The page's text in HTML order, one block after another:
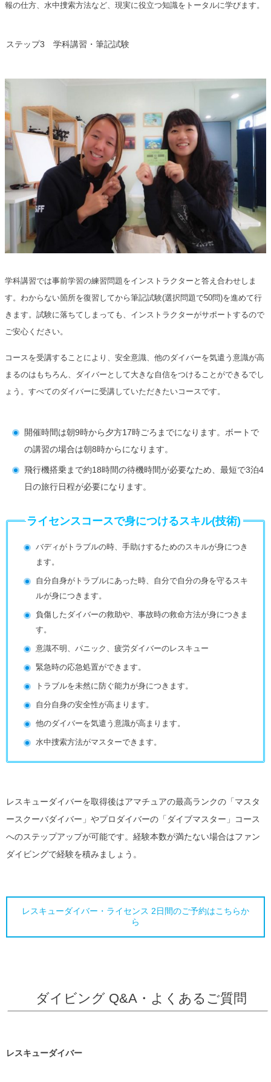
報の仕方、水中捜索方法など、現実に役立つ知識をトータルに学びます。
ステップ3 学科講習・筆記試験
学科講習では事前学習の練習問題をインストラクターと答え合わせしま
す。わからない箇所を復習してから筆記試験(選択問題で50問)を進めて行
きます。試験に落ちてしまっても、インストラクターがサポートするので
ご安心ください。
コースを受講することにより、安全意識、他のダイバーを気遣う意識が高
まるのはもちろん、ダイバーとして大きな自信をつけることができるでし
ょう。すべてのダイバーに受講していただきたいコースです。
開催時間は朝9時から夕方17時ごろまでになります。ボートで
の講習の場合は朝8時からになります。
飛行機搭乗まで約18時間の待機時間が必要なため、最短で3泊4
日の旅行日程が必要になります。
ライセンスコースで身につけるスキル(技術)
バディがトラブルの時、手助けするためのスキルが身につき
ます。
自分自身がトラブルにあった時、自分で自分の身を守るスキ
ルが身につきます。
負傷したダイバーの救助や、事故時の救命方法が身につきま
す。
意識不明、パニック、疲労ダイバーのレスキュー
緊急時の応急処置ができます。
トラブルを未然に防ぐ能力が身につきます。
自分自身の安全性が高まります。
他のダイバーを気遣う意識が高まります。
水中捜索方法がマスターできます。
レスキューダイバーを取得後はアマチュアの最高ランクの「マスタ
ースクーバダイバー」やプロダイバーの「ダイブマスター」コース
へのステップアップが可能です。経験本数が満たない場合はファン
ダイビングで経験を積みましょう。
レスキューダイバー・ライセンス 2日間のご予約はこちらか
ら
ダイビング Q&A・よくあるご質問
レスキューダイバー